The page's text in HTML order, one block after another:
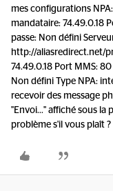
mes configurations
mandataire: 74.49.0.18
passe: Non défini
http://aliasredirect.net/
74.49.0.18 Port MMS:
Non défini Type NPA:
recevoir des message
"Envoi..." affiché sous
problème s'il vous plaît ?